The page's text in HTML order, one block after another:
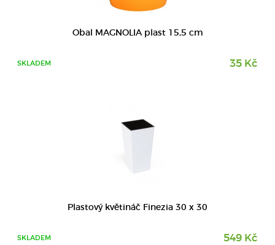
Obal MAGNOLIA plast 15,5 cm
SKLADEM 35 Kč
Plastový květináč Finezia 30 x 30
SKLADEM 549 Kč